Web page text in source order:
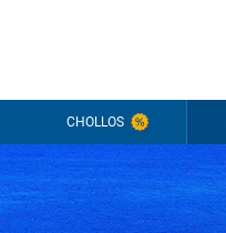
CHOLLOS